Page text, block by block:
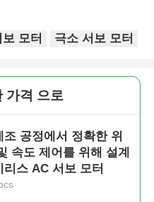
모터 극소 서보 모터
가격 으로
조 공정에서 정확한 위
속도 제어를 위해 설계
리스 AC 서보 모터